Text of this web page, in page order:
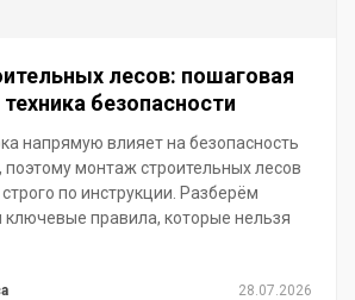
лесов: пошаговая
безопасности
напрямую влияет на безопасность
монтаж строительных лесов
по инструкции. Разберём
ключевые правила, которые нельзя
28.07.2026